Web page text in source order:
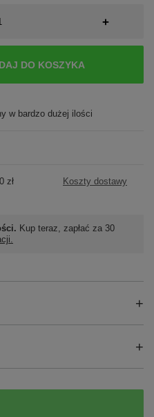
+
DO KOSZYKA
w bardzo dużej ilości
zł Koszty dostawy
Kup teraz, zapłać za 30